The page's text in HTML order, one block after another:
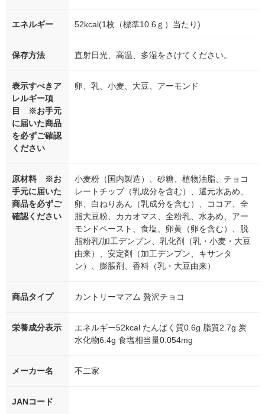
エネルギー 52kcal(1枚（標準10.6ｇ）当たり)
保存方法 直射日光、高温、多湿をさけてください。
表示すべきア
レルギー項
目 ※お手元
に届いた商品
を必ずご確認
ください
卵、乳、小麦、大豆、アーモンド
原材料 ※お
手元に届いた
商品を必ずご
確認ください
小麦粉（国内製造）、砂糖、植物油脂、チョコ
レートチップ（乳成分を含む）、還元水あめ、
卵、白ねりあん（乳成分を含む）、ココア、全
脂大豆粉、カカオマス、全粉乳、水あめ、アー
モンドペースト、食塩、卵黄（卵を含む）、脱
脂粉乳/加工デンプン、乳化剤（乳・小麦・大豆
由来）、安定剤（加工デンプン、キサンタ
ン）、膨脹剤、香料（乳・大豆由来）
商品タイプ カントリーマアム 贅沢チョコ
栄養成分表示
エネルギー52kcal たんぱく質0.6g 脂質2.7g 炭
水化物6.4g 食塩相当量0.054mg
メーカー名 不二家
JANコード